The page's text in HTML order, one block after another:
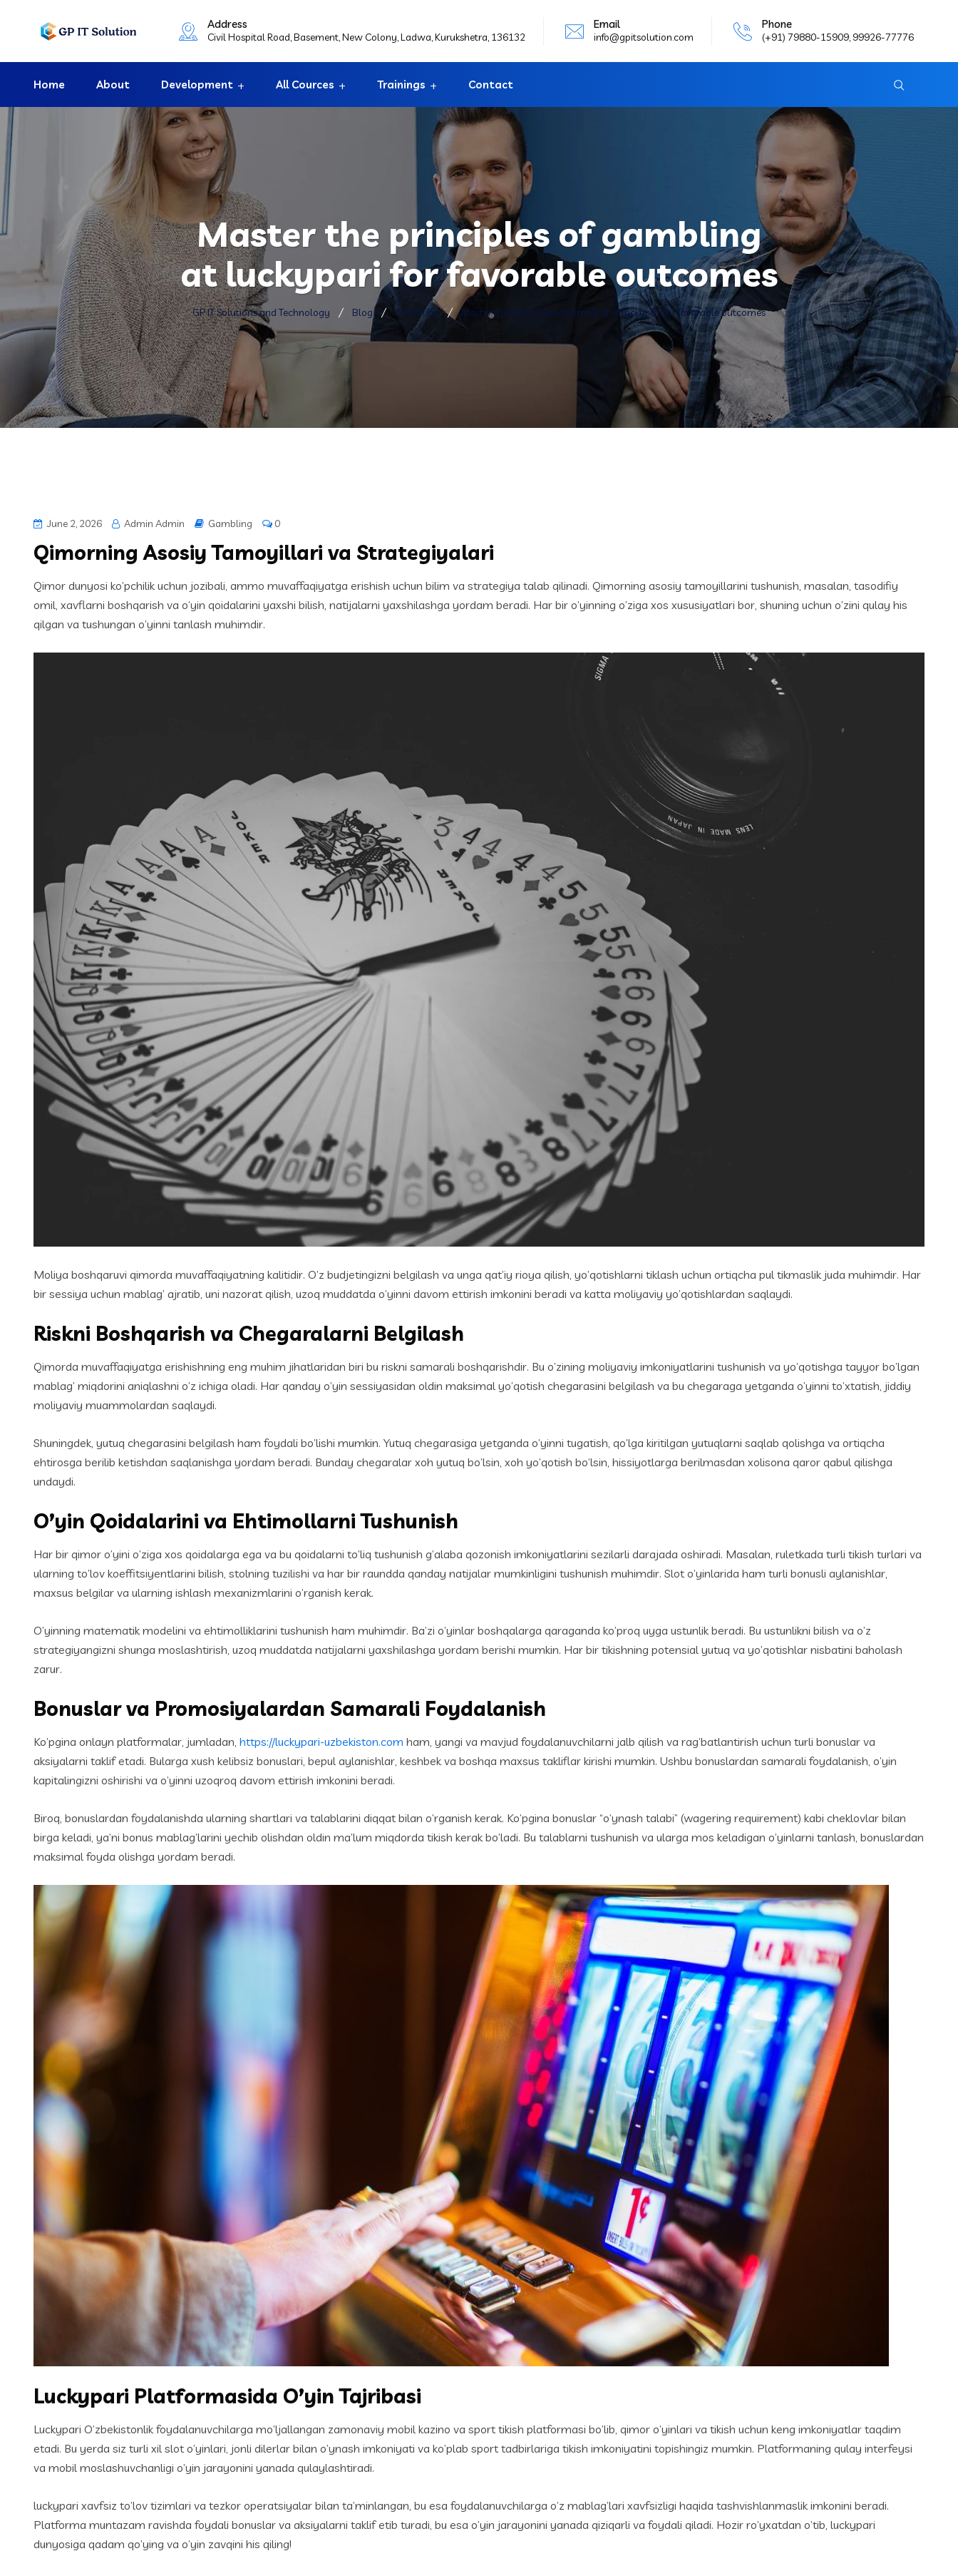
Address
Civil Hospital Road, Basement, New Colony, Ladwa, Kurukshetra, 136132
Email
info@gpitsolution.com
Phone
(+91) 79880-15909, 99926-77776
Home About Development All Cources Trainings Contact
Master the principles of gambling
at luckypari for favorable outcomes
GP IT Solutions and Technology Blog Gambling Master the principles of gambling at luckypari for favorable outcomes
June 2, 2026 Admin Admin Gambling 0
Qimorning Asosiy Tamoyillari va Strategiyalari
Qimor dunyosi ko’pchilik uchun jozibali, ammo muvaffaqiyatga erishish uchun bilim va strategiya talab qilinadi. Qimorning asosiy tamoyillarini tushunish, masalan, tasodifiy
omil, xavflarni boshqarish va o’yin qoidalarini yaxshi bilish, natijalarni yaxshilashga yordam beradi. Har bir o’yinning o’ziga xos xususiyatlari bor, shuning uchun o’zini qulay his
qilgan va tushungan o’yinni tanlash muhimdir.
Moliya boshqaruvi qimorda muvaffaqiyatning kalitidir. O’z budjetingizni belgilash va unga qat’iy rioya qilish, yo’qotishlarni tiklash uchun ortiqcha pul tikmaslik juda muhimdir. Har
bir sessiya uchun mablag’ ajratib, uni nazorat qilish, uzoq muddatda o’yinni davom ettirish imkonini beradi va katta moliyaviy yo’qotishlardan saqlaydi.
Riskni Boshqarish va Chegaralarni Belgilash
Qimorda muvaffaqiyatga erishishning eng muhim jihatlaridan biri bu riskni samarali boshqarishdir. Bu o’zining moliyaviy imkoniyatlarini tushunish va yo’qotishga tayyor bo’lgan
mablag’ miqdorini aniqlashni o’z ichiga oladi. Har qanday o’yin sessiyasidan oldin maksimal yo’qotish chegarasini belgilash va bu chegaraga yetganda o’yinni to’xtatish, jiddiy
moliyaviy muammolardan saqlaydi.
Shuningdek, yutuq chegarasini belgilash ham foydali bo’lishi mumkin. Yutuq chegarasiga yetganda o’yinni tugatish, qo’lga kiritilgan yutuqlarni saqlab qolishga va ortiqcha
ehtirosga berilib ketishdan saqlanishga yordam beradi. Bunday chegaralar xoh yutuq bo’lsin, xoh yo’qotish bo’lsin, hissiyotlarga berilmasdan xolisona qaror qabul qilishga
undaydi.
O’yin Qoidalarini va Ehtimollarni Tushunish
Har bir qimor o’yini o’ziga xos qoidalarga ega va bu qoidalarni to’liq tushunish g’alaba qozonish imkoniyatlarini sezilarli darajada oshiradi. Masalan, ruletkada turli tikish turlari va
ularning to’lov koeffitsiyentlarini bilish, stolning tuzilishi va har bir raundda qanday natijalar mumkinligini tushunish muhimdir. Slot o’yinlarida ham turli bonusli aylanishlar,
maxsus belgilar va ularning ishlash mexanizmlarini o’rganish kerak.
O’yinning matematik modelini va ehtimolliklarini tushunish ham muhimdir. Ba’zi o’yinlar boshqalarga qaraganda ko’proq uyga ustunlik beradi. Bu ustunlikni bilish va o’z
strategiyangizni shunga moslashtirish, uzoq muddatda natijalarni yaxshilashga yordam berishi mumkin. Har bir tikishning potensial yutuq va yo’qotishlar nisbatini baholash
zarur.
Bonuslar va Promosiyalardan Samarali Foydalanish
Ko’pgina onlayn platformalar, jumladan, https://luckypari-uzbekiston.com ham, yangi va mavjud foydalanuvchilarni jalb qilish va rag’batlantirish uchun turli bonuslar va
aksiyalarni taklif etadi. Bularga xush kelibsiz bonuslari, bepul aylanishlar, keshbek va boshqa maxsus takliflar kirishi mumkin. Ushbu bonuslardan samarali foydalanish, o’yin
kapitalingizni oshirishi va o’yinni uzoqroq davom ettirish imkonini beradi.
Biroq, bonuslardan foydalanishda ularning shartlari va talablarini diqqat bilan o’rganish kerak. Ko’pgina bonuslar “o’ynash talabi” (wagering requirement) kabi cheklovlar bilan
birga keladi, ya’ni bonus mablag’larini yechib olishdan oldin ma’lum miqdorda tikish kerak bo’ladi. Bu talablarni tushunish va ularga mos keladigan o’yinlarni tanlash, bonuslardan
maksimal foyda olishga yordam beradi.
Luckypari Platformasida O’yin Tajribasi
Luckypari O’zbekistonlik foydalanuvchilarga mo’ljallangan zamonaviy mobil kazino va sport tikish platformasi bo’lib, qimor o’yinlari va tikish uchun keng imkoniyatlar taqdim
etadi. Bu yerda siz turli xil slot o’yinlari, jonli dilerlar bilan o’ynash imkoniyati va ko’plab sport tadbirlariga tikish imkoniyatini topishingiz mumkin. Platformaning qulay interfeysi
va mobil moslashuvchanligi o’yin jarayonini yanada qulaylashtiradi.
luckypari xavfsiz to’lov tizimlari va tezkor operatsiyalar bilan ta’minlangan, bu esa foydalanuvchilarga o’z mablag’lari xavfsizligi haqida tashvishlanmaslik imkonini beradi.
Platforma muntazam ravishda foydali bonuslar va aksiyalarni taklif etib turadi, bu esa o’yin jarayonini yanada qiziqarli va foydali qiladi. Hozir ro’yxatdan o’tib, luckypari
dunyosiga qadam qo’ying va o’yin zavqini his qiling!